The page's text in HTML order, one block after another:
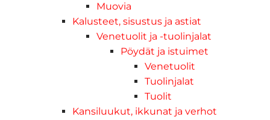
Muovia
Kalusteet, sisustus ja astiat
Venetuolit ja -tuolinjalat
Pöydät ja istuimet
Venetuolit
Tuolinjalat
Tuolit
Kansiluukut, ikkunat ja verhot